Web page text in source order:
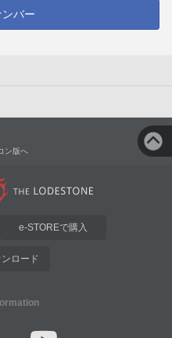
バー
ン版へ
e-STOREで購入
ロード